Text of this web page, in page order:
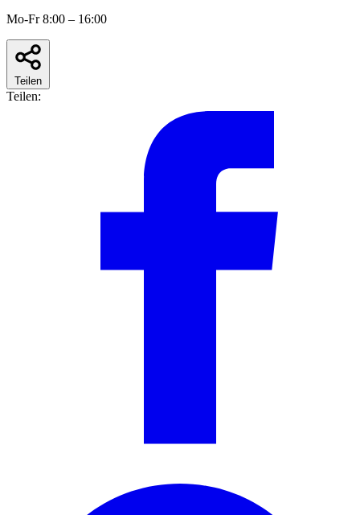
Mo-Fr 8:00 – 16:00
Teilen
Teilen: